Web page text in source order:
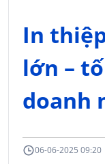
In
lớn –
doanh
06-06-2025 09:20